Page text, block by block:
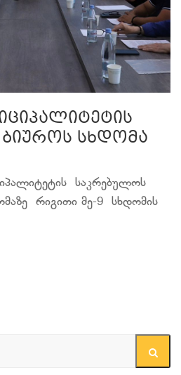
სხდომა
საკრებულოს
რიგითი მე-9 სხდომის